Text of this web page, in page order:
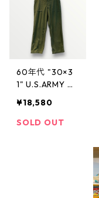
ージ
60年代 "30×3
1" U.S.ARMY ベ
オリーブ ミリ
タリー 古着 古
¥18,580
SOLD OUT